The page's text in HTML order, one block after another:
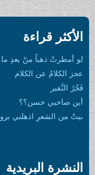
الأكثر قراءة
لو أمطرتْ ذهباً منْ بعدِ ما ذهبا
عجز الكلامُ عن الكلام
فَجْرُ النَّفير
أين صاحبي حسن؟؟
بيتٌ من الشعرِ اذهلني بروعتهِ
النشرة البريدية